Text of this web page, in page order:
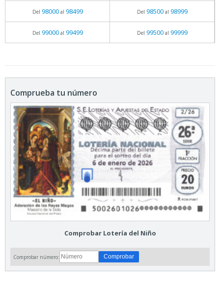
Del 98000al 98499 Del 98500al 98999
Del 99000al 99499 Del 99500al 99999
Comprueba tu número
Comprobar Lotería del Niño
Comprobar número: